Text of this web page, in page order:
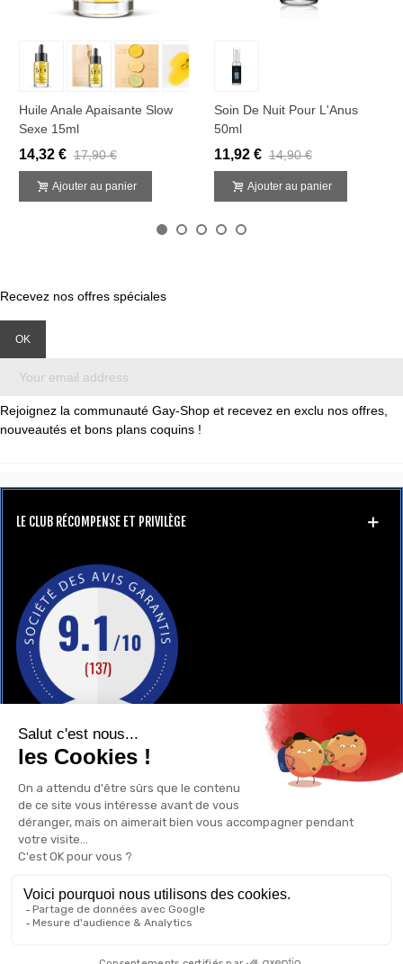
Huile Anale Apaisante Slow
Sexe 15ml
14,32 € 17,90 €
Ajouter au panier
Soin De Nuit Pour L'Anus
50ml
11,92 € 14,90 €
Ajouter au panier
Recevez nos offres spéciales
Rejoignez la communauté Gay-Shop et recevez en exclu nos offres,
nouveautés et bons plans coquins !
LE CLUB RÉCOMPENSE ET PRIVILÈGE
UN RENSEIGNEMENT ?
POURQUOI ACHETER CHEZ NOUS ?